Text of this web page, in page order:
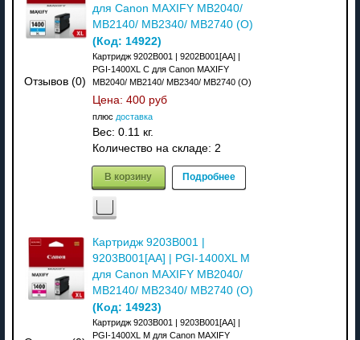
Отзывов (0)
для Canon MAXIFY MB2040/
MB2140/ MB2340/ MB2740 (O)
(Код: 14922)
Картридж 9202B001 | 9202B001[AA] |
PGI-1400XL C для Canon MAXIFY
MB2040/ MB2140/ MB2340/ MB2740 (O)
Цена: 400 руб
плюс доставка
Вес: 0.11 кг.
Количество на складе: 2
В корзину Подробнее
Картридж 9203B001 |
9203B001[AA] | PGI-1400XL M
для Canon MAXIFY MB2040/
MB2140/ MB2340/ MB2740 (O)
(Код: 14923)
Картридж 9203B001 | 9203B001[AA] |
PGI-1400XL M для Canon MAXIFY